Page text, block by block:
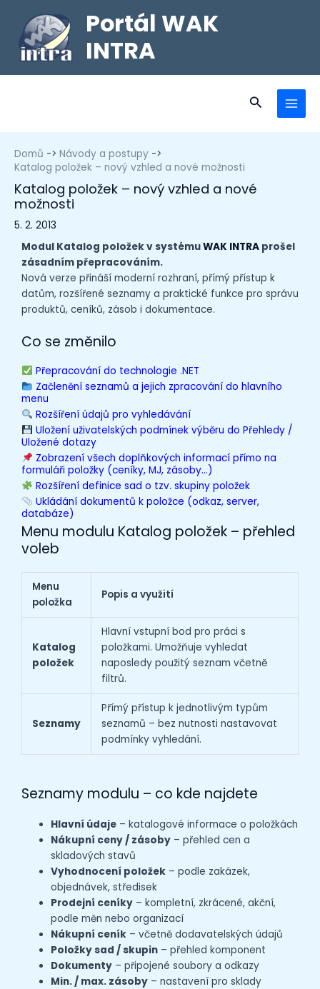
Portál WAK
INTRA
Domů
Návody a postupy
Katalog položek – nový vzhled a nové možnosti
Katalog položek – nový vzhled a nové
možnosti
5. 2. 2013
Modul Katalog položek v systémuWAK INTRA prošel
zásadním přepracováním.
Nová verze přináší moderní rozhraní, přímý přístup k
datům, rozšířené seznamy a praktické funkce pro správu
produktů, ceníků, zásob i dokumentace.
Co se změnilo
Přepracování do technologie .NET
Začlenění seznamů a jejich zpracování do hlavního
menu
Rozšíření údajů pro vyhledávání
Uložení uživatelských podmínek výběru do Přehledy /
Uložené dotazy
Zobrazení všech doplňkových informací přímo na
formuláři položky (ceníky, MJ, zásoby…)
Rozšíření definice sad o tzv. skupiny položek
Ukládání dokumentů k položce (odkaz, server,
databáze)
Menu modulu Katalog položek – přehled
voleb
Menu
položka
Popis a využití
Katalog
položek
Hlavní vstupní bod pro práci s
položkami. Umožňuje vyhledat
naposledy použitý seznam včetně
filtrů.
Seznamy
Přímý přístup k jednotlivým typům
seznamů – bez nutnosti nastavovat
podmínky vyhledání.
Seznamy modulu – co kde najdete
Hlavní údaje – katalogové informace o položkách
Nákupní ceny / zásoby – přehled cen a
skladových stavů
Vyhodnocení položek – podle zakázek,
objednávek, středisek
Prodejní ceníky – kompletní, zkrácené, akční,
podle měn nebo organizací
Nákupní ceník – včetně dodavatelských údajů
Položky sad / skupin – přehled komponent
Dokumenty – připojené soubory a odkazy
Min. / max. zásoby – nastavení pro sklady